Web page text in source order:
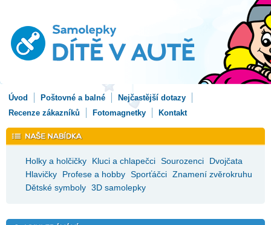
Úvod Poštovné a balné
Nejčastější dotazy
Recenze zákazníků
Fotomagnetky Kontakt
Holky a holčičky Kluci a chlapečci Sourozenci
Dvojčata
Hlavičky
Profese a hobby Sporťáčci Znamení zvěrokruhu
Dětské symboly 3D samolepky